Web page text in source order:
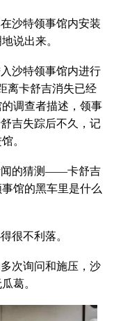
沙特领事馆内安装
说出来。
沙特领事馆内进行
离卡舒吉消失已经
调查者描述，领事
吉失踪后不久，记
。
闻的猜测——卡舒吉
馆的黑车里是什么
很不利落。
次询问和施压，沙
葛。